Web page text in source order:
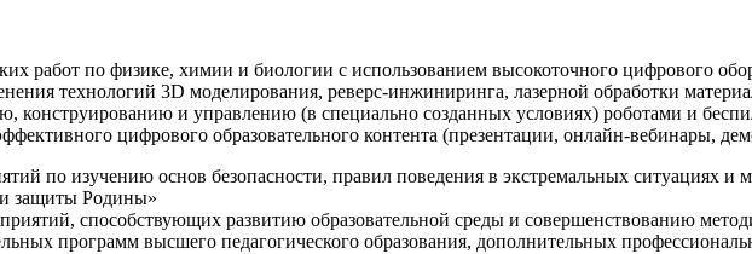
работ по физике, химии и биологии с использованием высокоточного цифрового
технологий 3D моделирования, реверс-инжиниринга, лазерной обработки
конструированию и управлению (в специально созданных условиях) роботами и
цифрового образовательного контента (презентации, онлайн-вебинары,
по изучению основ безопасности, правил поведения в экстремальных ситуациях
и защиты Родины»
способствующих развитию образовательной среды и совершенствованию
программ высшего педагогического образования, дополнительных